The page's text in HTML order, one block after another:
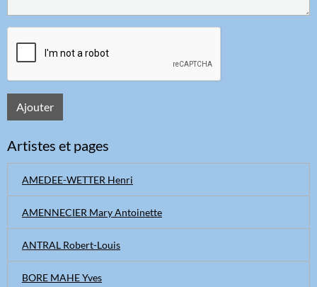
Ajouter
Artistes et pages
AMEDEE-WETTER Henri
AMENNECIER Mary Antoinette
ANTRAL Robert-Louis
BORE MAHE Yves